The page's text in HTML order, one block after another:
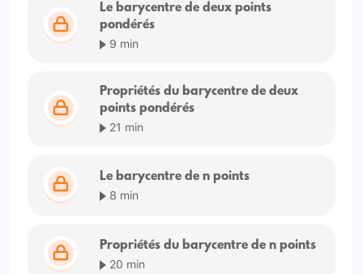
Le barycentre de deux points
pondérés
9 min
Propriétés du barycentre de deux
points pondérés
21 min
Le barycentre de n points
8 min
Propriétés du barycentre de n points
20 min